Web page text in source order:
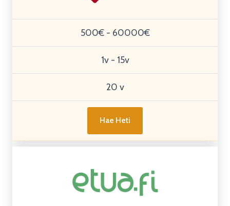
500€ - 60000€
1v - 15v
20 v
Hae Heti